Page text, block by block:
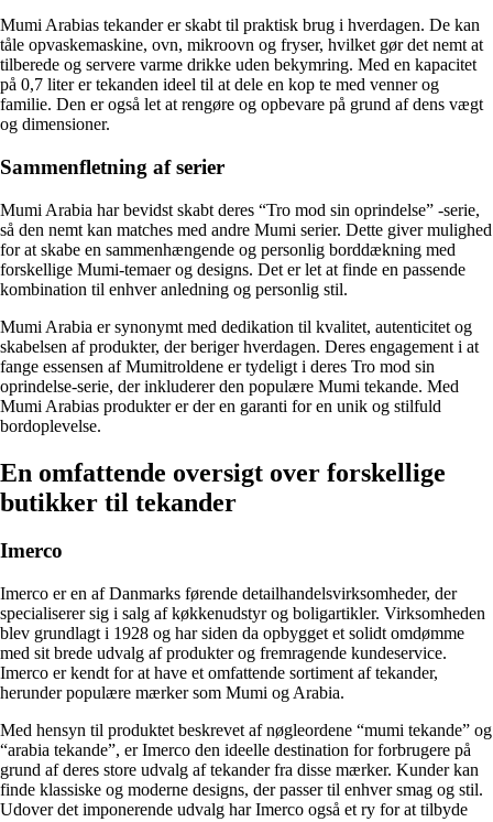
Mumi Arabias tekander er skabt til praktisk brug i hverdagen. De kan
tåle opvaskemaskine, ovn, mikroovn og fryser, hvilket gør det nemt at
tilberede og servere varme drikke uden bekymring. Med en kapacitet
på 0,7 liter er tekanden ideel til at dele en kop te med venner og
familie. Den er også let at rengøre og opbevare på grund af dens vægt
og dimensioner.
Sammenfletning af serier
Mumi Arabia har bevidst skabt deres “Tro mod sin oprindelse” -serie,
så den nemt kan matches med andre Mumi serier. Dette giver mulighed
for at skabe en sammenhængende og personlig borddækning med
forskellige Mumi-temaer og designs. Det er let at finde en passende
kombination til enhver anledning og personlig stil.
Mumi Arabia er synonymt med dedikation til kvalitet, autenticitet og
skabelsen af produkter, der beriger hverdagen. Deres engagement i at
fange essensen af Mumitroldene er tydeligt i deres Tro mod sin
oprindelse-serie, der inkluderer den populære Mumi tekande. Med
Mumi Arabias produkter er der en garanti for en unik og stilfuld
bordoplevelse.
En omfattende oversigt over forskellige
butikker til tekander
Imerco
Imerco er en af Danmarks førende detailhandelsvirksomheder, der
specialiserer sig i salg af køkkenudstyr og boligartikler. Virksomheden
blev grundlagt i 1928 og har siden da opbygget et solidt omdømme
med sit brede udvalg af produkter og fremragende kundeservice.
Imerco er kendt for at have et omfattende sortiment af tekander,
herunder populære mærker som Mumi og Arabia.
Med hensyn til produktet beskrevet af nøgleordene “mumi tekande” og
“arabia tekande”, er Imerco den ideelle destination for forbrugere på
grund af deres store udvalg af tekander fra disse mærker. Kunder kan
finde klassiske og moderne designs, der passer til enhver smag og stil.
Udover det imponerende udvalg har Imerco også et ry for at tilbyde